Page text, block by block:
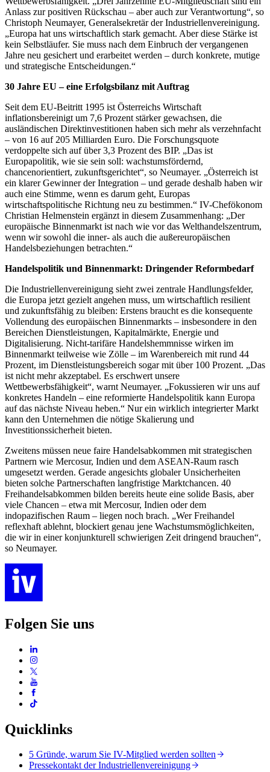
Anlass zur positiven Rückschau – aber auch zur Verantwortung“, so
Christoph Neumayer, Generalsekretär der Industriellenvereinigung.
„Europa hat uns wirtschaftlich stark gemacht. Aber diese Stärke ist
kein Selbstläufer. Sie muss nach dem Einbruch der vergangenen
Jahre neu gesichert und erarbeitet werden – durch konkrete, mutige
und strategische Entscheidungen.“
30 Jahre EU – eine Erfolgsbilanz mit Auftrag
Seit dem EU-Beitritt 1995 ist Österreichs Wirtschaft
inflationsbereinigt um 7,6 Prozent stärker gewachsen, die
ausländischen Direktinvestitionen haben sich mehr als verzehnfacht
– von 16 auf 205 Milliarden Euro. Die Forschungsquote
verdoppelte sich auf über 3,3 Prozent des BIP. „Das ist
Europapolitik, wie sie sein soll: wachstumsfördernd,
chancenorientiert, zukunftsgerichtet“, so Neumayer. „Österreich ist
ein klarer Gewinner der Integration – und gerade deshalb haben wir
auch eine Stimme, wenn es darum geht, Europas
wirtschaftspolitische Richtung neu zu bestimmen.“ IV-Chefökonom
Christian Helmenstein ergänzt in diesem Zusammenhang: „Der
europäische Binnenmarkt ist nach wie vor das Welthandelszentrum,
wenn wir sowohl die inner- als auch die außereuropäischen
Handelsbeziehungen betrachten.“
Handelspolitik und Binnenmarkt: Dringender Reformbedarf
Die Industriellenvereinigung sieht zwei zentrale Handlungsfelder,
die Europa jetzt gezielt angehen muss, um wirtschaftlich resilient
und zukunftsfähig zu bleiben: Erstens braucht es die konsequente
Vollendung des europäischen Binnenmarkts – insbesondere in den
Bereichen Dienstleistungen, Kapitalmärkte, Energie und
Digitalisierung. Nicht-tarifäre Handelshemmnisse wirken im
Binnenmarkt teilweise wie Zölle – im Warenbereich mit rund 44
Prozent, im Dienstleistungsbereich sogar mit über 100 Prozent. „Das
ist nicht mehr akzeptabel. Es erschwert unsere
Wettbewerbsfähigkeit“, warnt Neumayer. „Fokussieren wir uns auf
konkretes Handeln – eine reformierte Handelspolitik kann Europa
auf das nächste Niveau heben.“ Nur ein wirklich integrierter Markt
kann den Unternehmen die nötige Skalierung und
Investitionssicherheit bieten.
Zweitens müssen neue faire Handelsabkommen mit strategischen
Partnern wie Mercosur, Indien und dem ASEAN-Raum rasch
umgesetzt werden. Gerade angesichts globaler Unsicherheiten
bieten solche Partnerschaften langfristige Marktchancen. 40
Freihandelsabkommen bilden bereits heute eine solide Basis, aber
viele Chancen – etwa mit Mercosur, Indien oder dem
indopazifischen Raum – liegen noch brach. „Wer Freihandel
reflexhaft ablehnt, blockiert genau jene Wachstumsmöglichkeiten,
die wir in einer konjunkturell schwierigen Zeit dringend brauchen“,
so Neumayer.
Folgen Sie uns
Quicklinks
5 Gründe, warum Sie IV-Mitglied werden sollten
Pressekontakt der Industriellenvereinigung